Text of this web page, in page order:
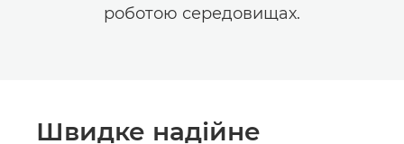
роботою середовищах.
Швидке надійне